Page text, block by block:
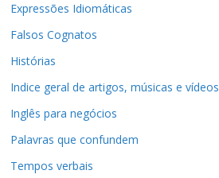
Expressões Idiomáticas
Falsos Cognatos
Histórias
Indice geral de artigos, músicas e vídeos
Inglês para negócios
Palavras que confundem
Tempos verbais